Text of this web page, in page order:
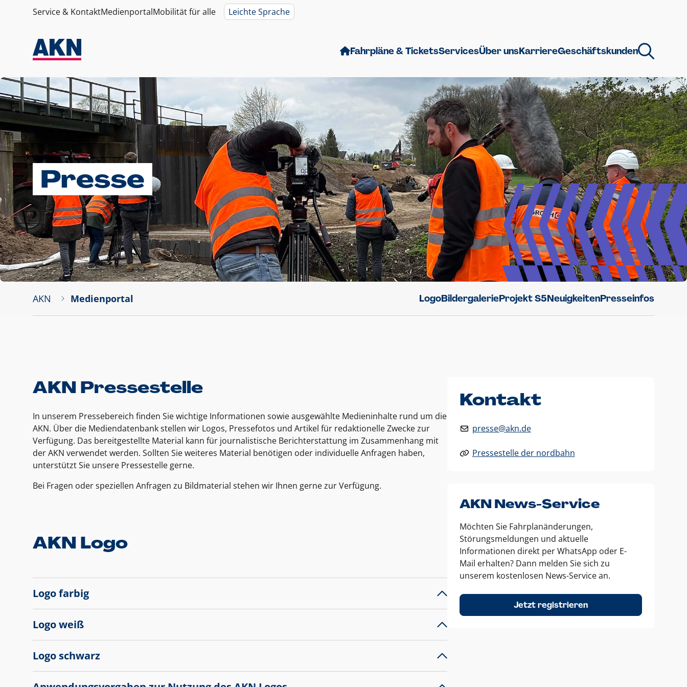
Service & KontaktMedienportalMobilität für alle Leichte Sprache
Fahrpläne & TicketsServicesÜber unsKarriereGeschäftskunden
Presse
AKN Medienportal LogoBildergalerieProjekt S5NeuigkeitenPresseinfos
AKN Pressestelle
In unserem Pressebereich finden Sie wichtige Informationen sowie ausgewählte Medieninhalte rund um die
AKN. Über die Mediendatenbank stellen wir Logos, Pressefotos und Artikel für redaktionelle Zwecke zur
Verfügung. Das bereitgestellte Material kann für journalistische Berichterstattung im Zusammenhang mit
der AKN verwendet werden. Sollten Sie weiteres Material benötigen oder individuelle Anfragen haben,
unterstützt Sie unsere Pressestelle gerne.
Bei Fragen oder speziellen Anfragen zu Bildmaterial stehen wir Ihnen gerne zur Verfügung.
AKN Logo
Logo farbig
Logo weiß
Logo schwarz
Kontakt
presse@akn.de
Pressestelle der nordbahn
AKN News-Service
Möchten Sie Fahrplanänderungen,
Störungsmeldungen und aktuelle
Informationen direkt per WhatsApp oder E-
Mail erhalten? Dann melden Sie sich zu
unserem kostenlosen News-Service an.
Jetzt registrieren